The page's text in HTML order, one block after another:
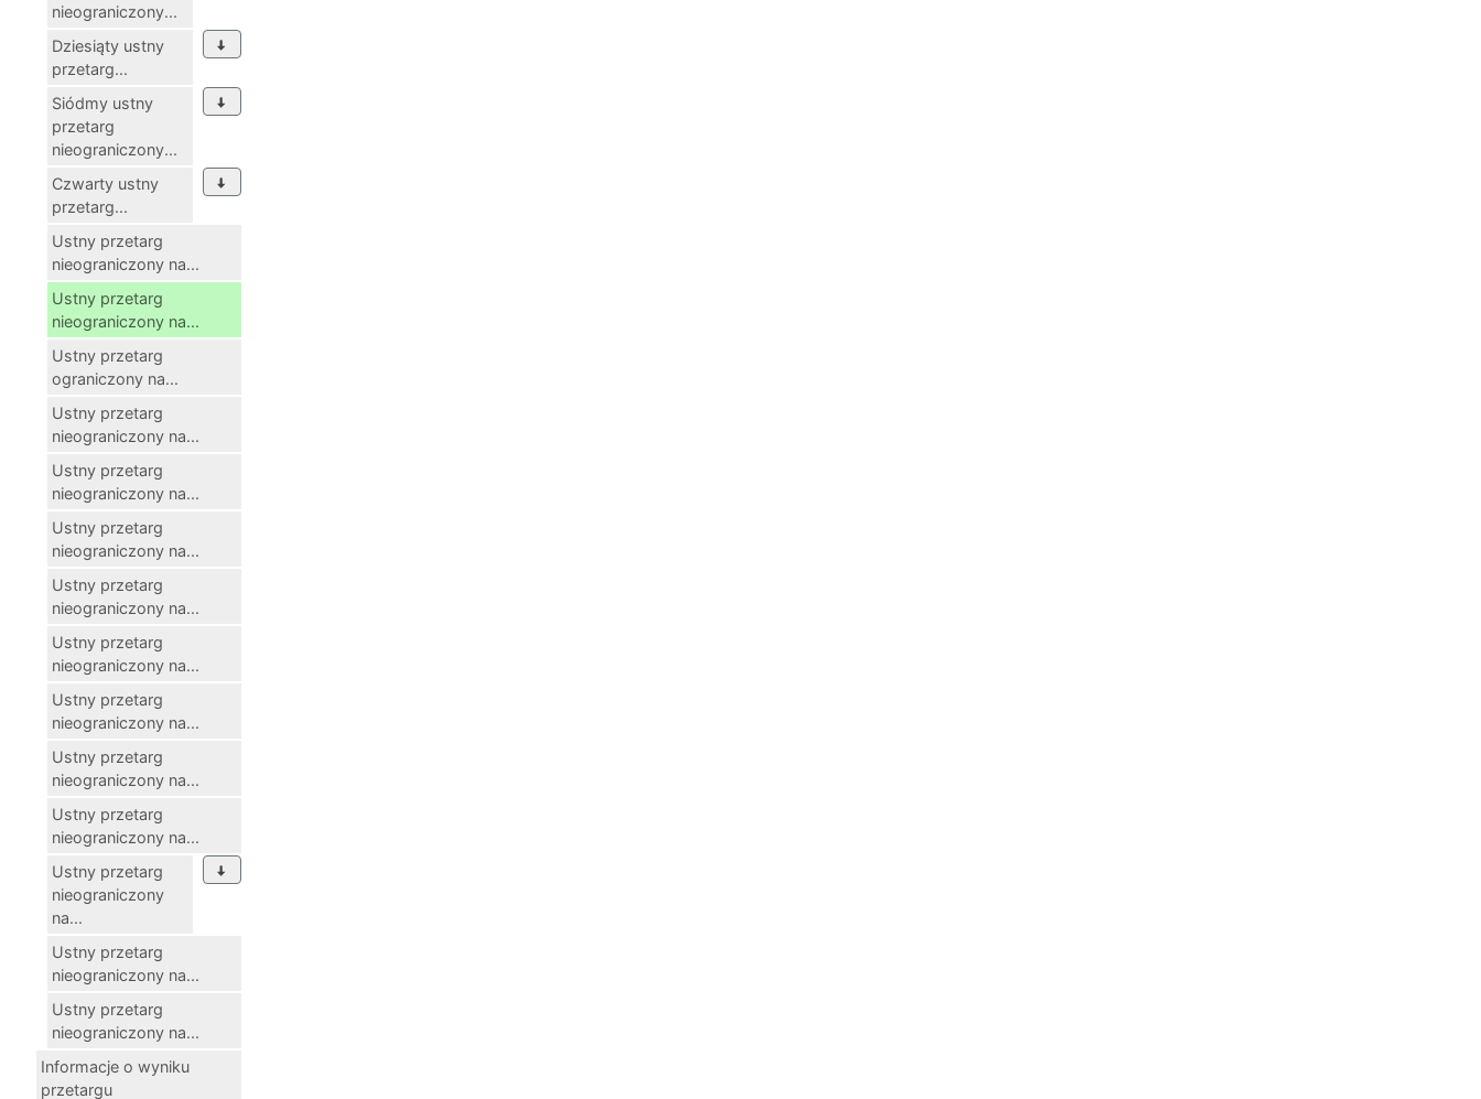
nieograniczony...
Dziesiąty ustny
przetarg...
Siódmy ustny
przetarg
nieograniczony...
Czwarty ustny
przetarg...
Ustny przetarg
nieograniczony na...
Ustny przetarg
nieograniczony na...
Ustny przetarg
ograniczony na...
Ustny przetarg
nieograniczony na...
Ustny przetarg
nieograniczony na...
Ustny przetarg
nieograniczony na...
Ustny przetarg
nieograniczony na...
Ustny przetarg
nieograniczony na...
Ustny przetarg
nieograniczony na...
Ustny przetarg
nieograniczony na...
Ustny przetarg
nieograniczony na...
Ustny przetarg
nieograniczony
na...
Ustny przetarg
nieograniczony na...
Ustny przetarg
nieograniczony na...
Informacje o wyniku
przetargu